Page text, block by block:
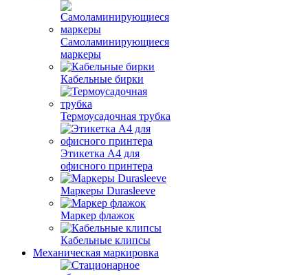
Самоламинирующиеся
маркеры
Кабельные бирки
Термоусадочная трубка
Этикетка А4 для
офисного принтера
Маркеры Durasleeve
Маркер флажок
Кабельные клипсы
Механическая маркировка